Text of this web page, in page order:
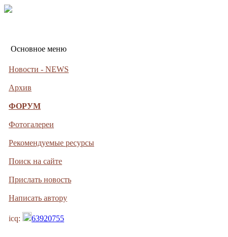
Основное меню
Новости - NEWS
Архив
ФОРУМ
Фотогалереи
Рекомендуемые ресурсы
Поиск на сайте
Прислать новость
Написать автору
icq: 63920755